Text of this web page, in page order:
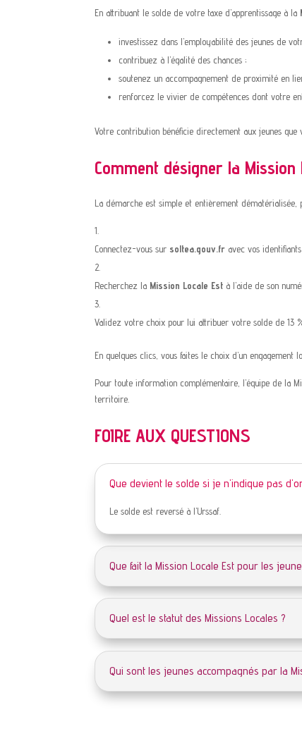
En attribuant le solde de votre taxe d’apprentissage à la
investissez dans l’employabilité des jeunes de
contribuez à l’égalité des chances ;
soutenez un accompagnement de proximité en
renforcez le vivier de compétences dont votre
Votre contribution bénéficie directement aux jeunes que
Comment désigner la Mission
La démarche est simple et entièrement
Connectez-vous sur soltea.gouv.fr avec vos
Recherchez la Mission Locale Est à l’aide de son
Validez votre choix pour lui attribuer votre solde de 13
En quelques clics, vous faites le choix d’un engagement
Pour toute information complémentaire, l’équipe de la
territoire.
FOIRE AUX QUESTIONS
Que devient le solde si je n'indique pas
Le solde est reversé à l’Urssaf.
Que fait la Mission Locale Est pour les
Quel est le statut des Missions Locales ?
Qui sont les jeunes accompagnés par la